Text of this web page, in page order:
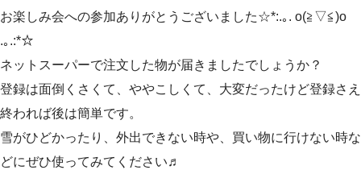
お楽しみ会への参加ありがとうございました☆*:.｡. o(≧▽≦)o
.｡.:*☆
ネットスーパーで注文した物が届きましたでしょうか？
登録は面倒くさくて、ややこしくて、大変だったけど登録さえ
終われば後は簡単です。
雪がひどかったり、外出できない時や、買い物に行けない時な
どにぜひ使ってみてください♬